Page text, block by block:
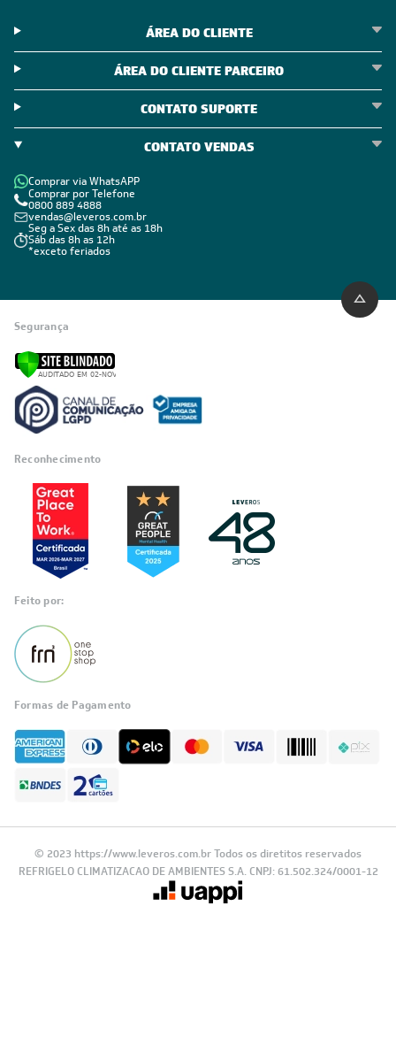
ÁREA DO CLIENTE
ÁREA DO CLIENTE PARCEIRO
CONTATO SUPORTE
CONTATO VENDAS
Comprar via WhatsAPP
Comprar por Telefone
0800 889 4888
vendas@leveros.com.br
Seg a Sex das 8h até as 18h
Sáb das 8h as 12h
*exceto feriados
Segurança
Reconhecimento
Feito por:
Formas de Pagamento
© 2023 https://www.leveros.com.br Todos os diretitos reservados
REFRIGELO CLIMATIZACAO DE AMBIENTES S.A. CNPJ: 61.502.324/0001-12